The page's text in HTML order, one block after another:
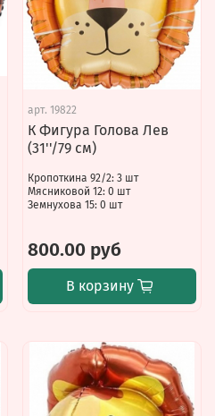
арт. 19822
К Фигура Голова Лев
(31''/79 см)
Кропоткина 92/2: 3 шт
Мясниковой 12: 0 шт
Земнухова 15: 0 шт
800.00 руб
В корзину